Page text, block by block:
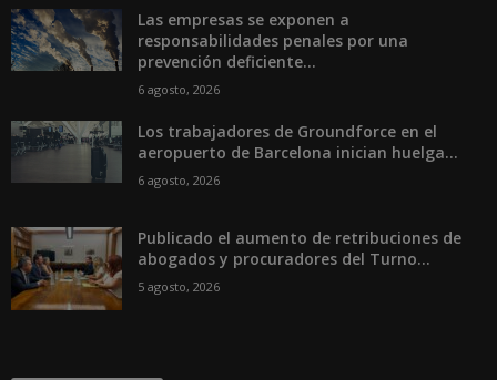
Las empresas se exponen a
responsabilidades penales por una
prevención deficiente...
6 agosto, 2026
Los trabajadores de Groundforce en el
aeropuerto de Barcelona inician huelga...
6 agosto, 2026
Publicado el aumento de retribuciones de
abogados y procuradores del Turno...
5 agosto, 2026